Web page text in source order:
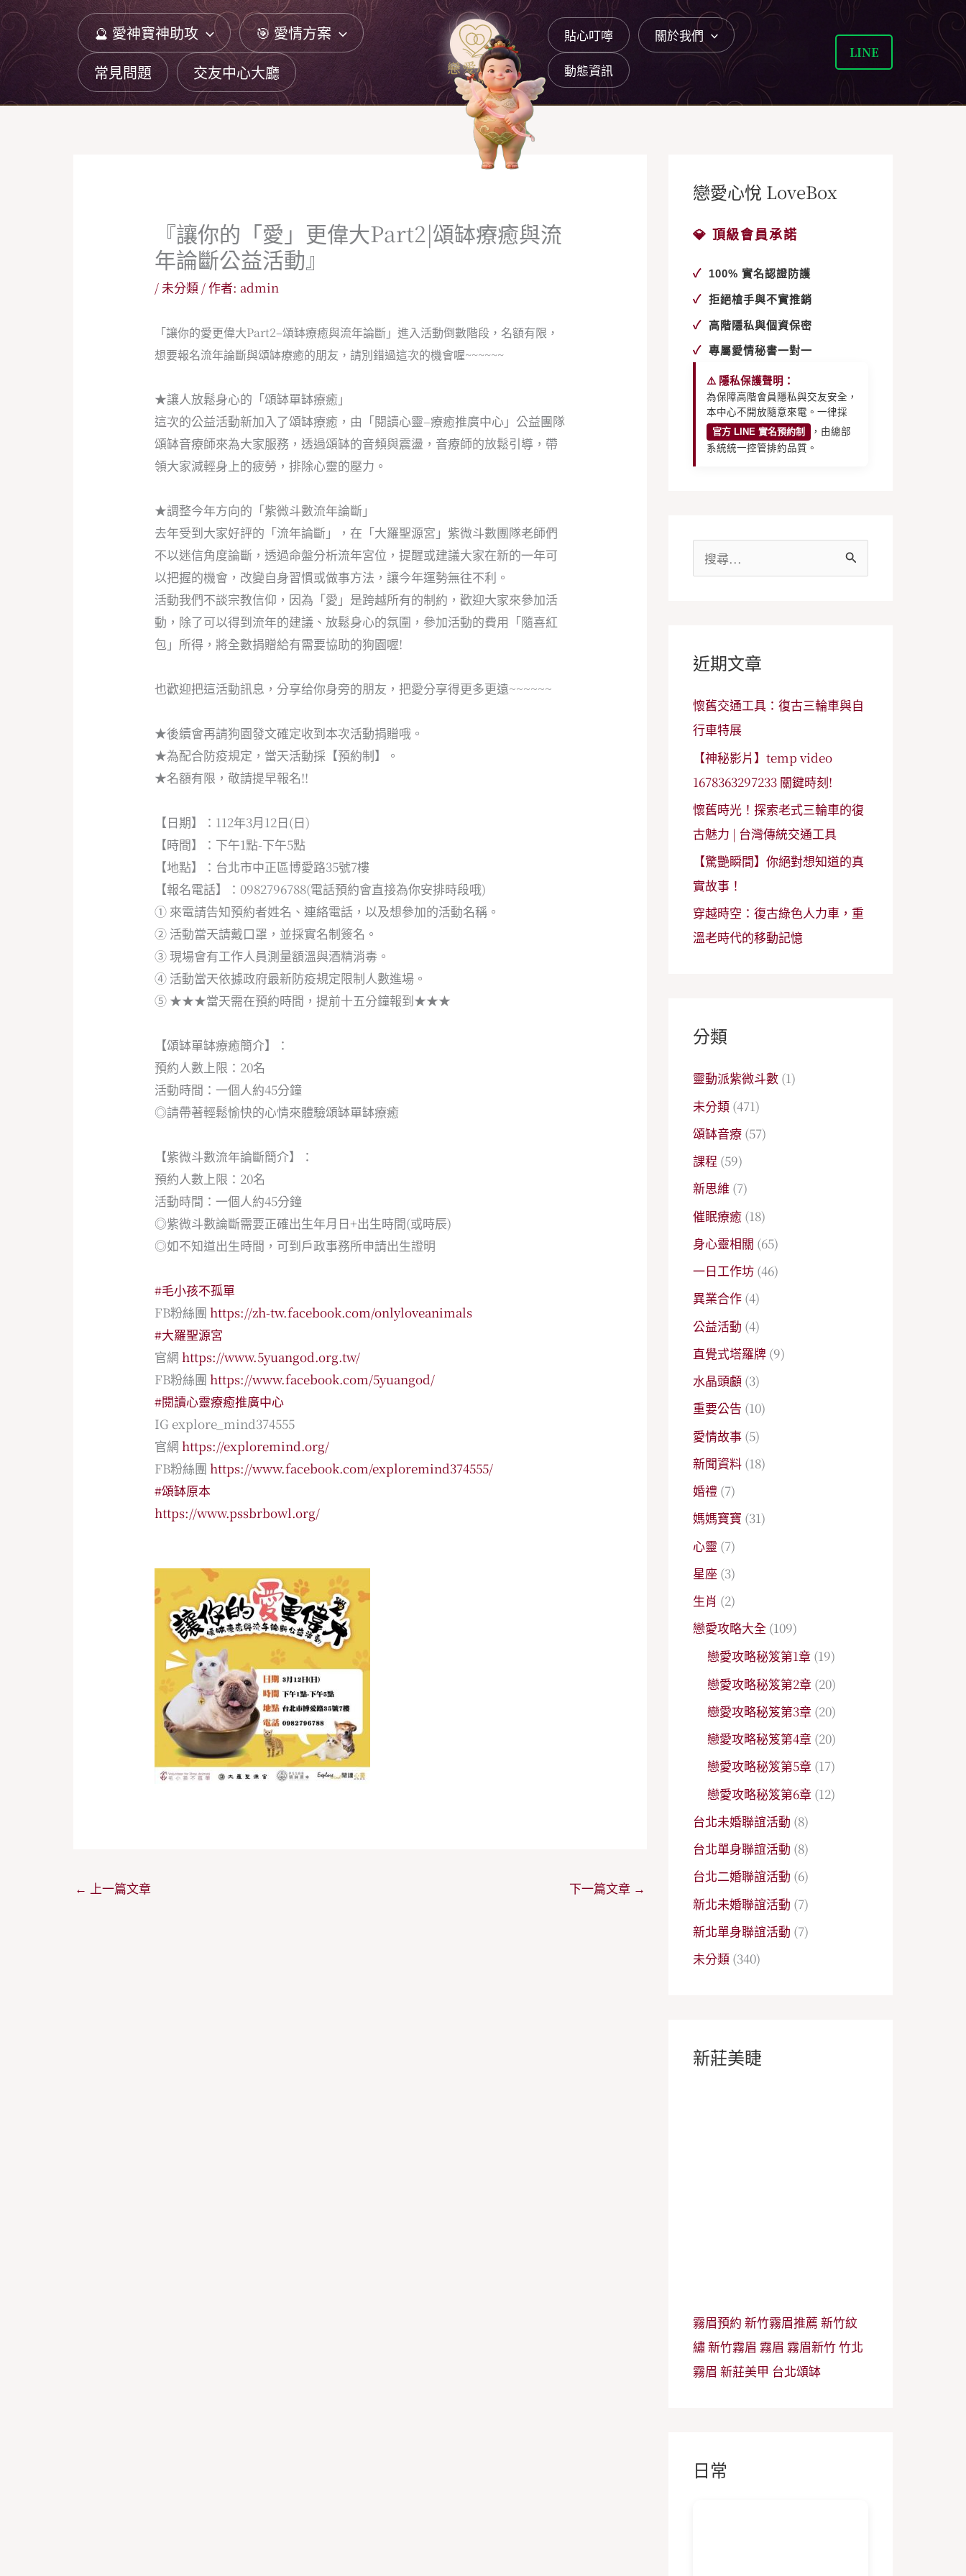
跳
至
主
要
內
🔮 愛神寶神助攻
🎯 愛情方案
常見問題
交友中心大廳
貼心叮嚀
關於我們
動態資訊
LINE
『讓你的「愛」更偉大Part2|頌缽療癒與流
年論斷公益活動』
/ 未分類 / 作者: admin
「讓你的愛更偉大Part2–頌缽療癒與流年論斷」進入活動倒數階段，名額有限，
想要報名流年論斷與頌缽療癒的朋友，請別錯過這次的機會喔~~~~~~
★讓人放鬆身心的「頌缽單缽療癒」
這次的公益活動新加入了頌缽療癒，由「閱讀心靈–療癒推廣中心」公益團隊
頌缽音療師來為大家服務，透過頌缽的音頻與震盪，音療師的放鬆引導，帶
領大家減輕身上的疲勞，排除心靈的壓力。
★調整今年方向的「紫微斗數流年論斷」
去年受到大家好評的「流年論斷」，在「大羅聖源宮」紫微斗數團隊老師們
不以迷信角度論斷，透過命盤分析流年宮位，提醒或建議大家在新的一年可
以把握的機會，改變自身習慣或做事方法，讓今年運勢無往不利。
活動我們不談宗教信仰，因為「愛」是跨越所有的制約，歡迎大家來參加活
動，除了可以得到流年的建議、放鬆身心的氛圍，參加活動的費用「隨喜紅
包」所得，將全數捐贈給有需要協助的狗園喔!
也歡迎把這活動訊息，分享给你身旁的朋友，把愛分享得更多更遠~~~~~~
★後續會再請狗園發文確定收到本次活動捐贈哦。
★為配合防疫規定，當天活動採【預約制】。
★名額有限，敬請提早報名!!
【日期】：112年3月12日(日)
【時間】：下午1點-下午5點
【地點】：台北市中正區博愛路35號7樓
【報名電話】：0982796788(電話預約會直接為你安排時段哦)
① 來電請告知預約者姓名、連絡電話，以及想參加的活動名稱。
② 活動當天請戴口罩，並採實名制簽名。
③ 現場會有工作人員測量額溫與酒精消毒。
④ 活動當天依據政府最新防疫規定限制人數進場。
⑤ ★★★當天需在預約時間，提前十五分鐘報到★★★
【頌缽單缽療癒簡介】：
預約人數上限：20名
活動時間：一個人約45分鐘
◎請帶著輕鬆愉快的心情來體驗頌缽單缽療癒
【紫微斗數流年論斷簡介】：
預約人數上限：20名
活動時間：一個人約45分鐘
◎紫微斗數論斷需要正確出生年月日+出生時間(或時辰)
◎如不知道出生時間，可到戶政事務所申請出生證明
#毛小孩不孤單
FB粉絲團 https://zh-tw.facebook.com/onlyloveanimals
#大羅聖源宮
官網 https://www.5yuangod.org.tw/
FB粉絲團 https://www.facebook.com/5yuangod/
#閱讀心靈療癒推廣中心
IG explore_mind374555
官網 https://exploremind.org/
FB粉絲團 https://www.facebook.com/exploremind374555/
#頌缽原本
https://www.pssbrbowl.org/
← 上一篇文章 下一篇文章 →
戀愛心悅 LoveBox
💎 頂級會員承諾
✓ 100% 實名認證防護
✓ 拒絕槍手與不實推銷
✓ 高階隱私與個資保密
✓ 專屬愛情秘書一對一
⚠️ 隱私保護聲明：
為保障高階會員隱私與交友安全，
本中心不開放隨意來電。一律採
官方 LINE 實名預約制
，由總部
系統統一控管排約品質。
字
近期文章
懷舊交通工具：復古三輪車與自
行車特展
【神秘影片】temp video
1678363297233 關鍵時刻!
懷舊時光！探索老式三輪車的復
古魅力 | 台灣傳統交通工具
【驚艷瞬間】你絕對想知道的真
實故事！
穿越時空：復古綠色人力車，重
溫老時代的移動記憶
分類
靈動派紫微斗數 (1)
未分類 (471)
頌缽音療 (57)
課程 (59)
新思維 (7)
催眠療癒 (18)
身心靈相關 (65)
一日工作坊 (46)
異業合作 (4)
公益活動 (4)
直覺式塔羅牌 (9)
水晶頭顱 (3)
重要公告 (10)
愛情故事 (5)
新聞資料 (18)
婚禮 (7)
媽媽寶寶 (31)
心靈 (7)
星座 (3)
生肖 (2)
戀愛攻略大全 (109)
戀愛攻略秘笈第1章 (19)
戀愛攻略秘笈第2章 (20)
戀愛攻略秘笈第3章 (20)
戀愛攻略秘笈第4章 (20)
戀愛攻略秘笈第5章 (17)
戀愛攻略秘笈第6章 (12)
台北未婚聯誼活動 (8)
台北單身聯誼活動 (8)
台北二婚聯誼活動 (6)
新北未婚聯誼活動 (7)
新北單身聯誼活動 (7)
未分類 (340)
新莊美睫
霧眉預約 新竹霧眉推薦 新竹紋
繡新竹霧眉 霧眉 霧眉新竹竹北
霧眉 新莊美甲 台北頌缽
日常